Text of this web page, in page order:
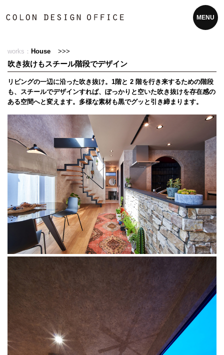
MENU
works： House >>>
吹き抜けもスチール階段でデザイン
リビングの一辺に沿った吹き抜け。1階と 2 階を行き来するための階段
も、スチールでデザインすれば、ぽっかりと空いた吹き抜けを存在感の
ある空間へと変えます。多様な素材も黒でグッと引き締まります。